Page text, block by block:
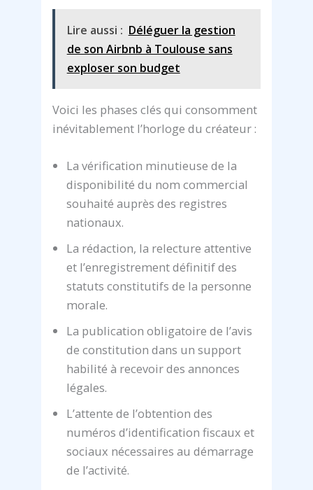
Lire aussi : Déléguer la gestion
de son Airbnb à Toulouse sans
exploser son budget
Voici les phases clés qui consomment
inévitablement l’horloge du créateur :
La vérification minutieuse de la
disponibilité du nom commercial
souhaité auprès des registres
nationaux.
La rédaction, la relecture attentive
et l’enregistrement définitif des
statuts constitutifs de la personne
morale.
La publication obligatoire de l’avis
de constitution dans un support
habilité à recevoir des annonces
légales.
L’attente de l’obtention des
numéros d’identification fiscaux et
sociaux nécessaires au démarrage
de l’activité.